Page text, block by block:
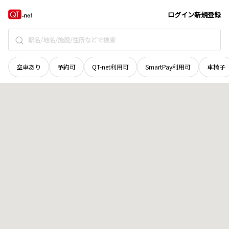
ログイン新規登録
空車あり 予約可 QT-net利用可 SmartPay利用可 車椅子
北海道